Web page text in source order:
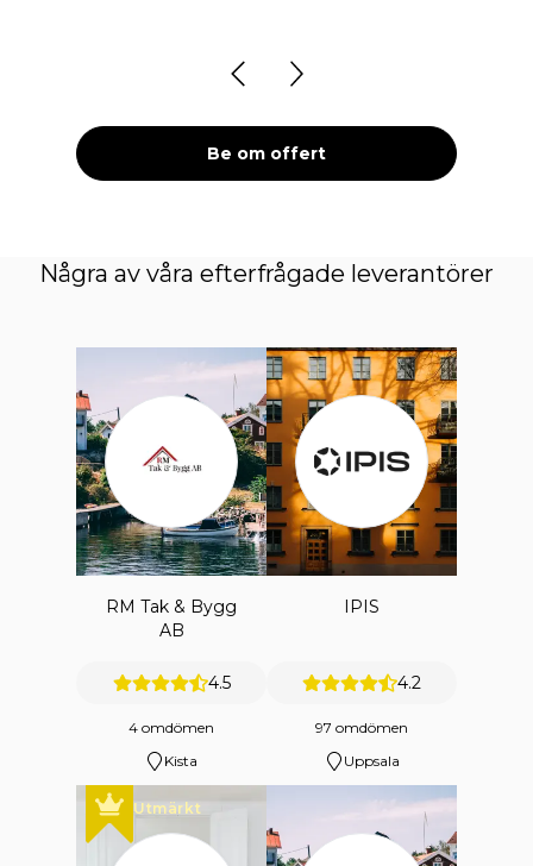
Be om offert
Några av våra efterfrågade leverantörer
RM Tak & Bygg
AB
4.5
4 omdömen
Kista
IPIS
4.2
97 omdömen
Uppsala
Utmärkt